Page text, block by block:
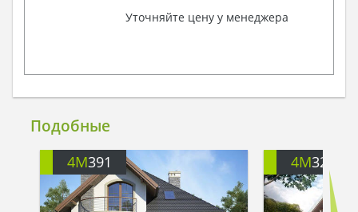
Уточняйте цену у менеджера
Подобные
4M391 4M3200